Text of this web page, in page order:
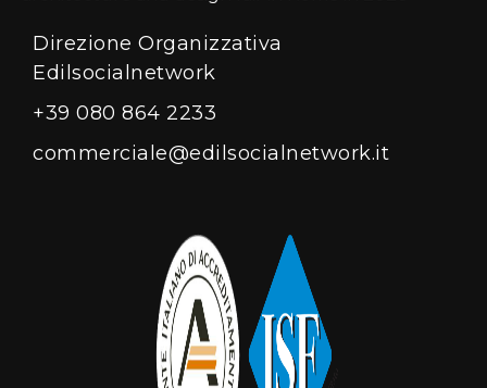
Direzione Organizzativa
Edilsocialnetwork
+39 080 864 2233
commerciale@edilsocialnetwork.it